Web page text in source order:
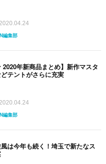
編集部
2020年新商品まとめ】新作マスタ
テントがさらに充実
編集部
は今年も続く！埼玉で新たなス